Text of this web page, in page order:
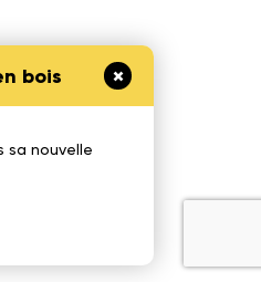
bois
sa nouvelle